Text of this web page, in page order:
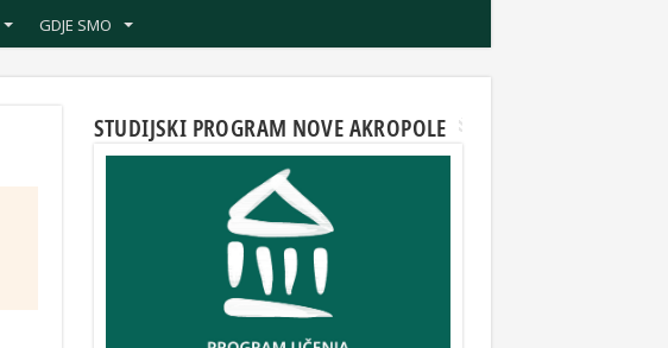
GDJE SMO
STUDIJSKI PROGRAM NOVE AKROPOLE